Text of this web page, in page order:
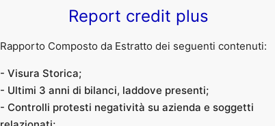
Report credit plus
Rapporto Composto da Estratto dei seguenti contenuti:
- Visura Storica;
- Ultimi 3 anni di bilanci, laddove presenti;
- Controlli protesti negatività su azienda e soggetti